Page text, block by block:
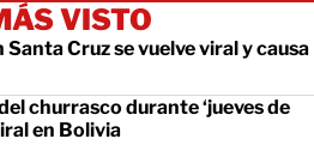
VISTO
Cruz se vuelve viral y causa
churrasco durante ‘jueves de
en Bolivia